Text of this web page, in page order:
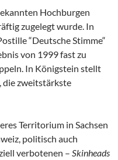
Hochburgen
zugelegt wurde. In
“Deutsche Stimme“
von 1999 fast zu
In Königstein stellt
die zweitstärkste
Territorium in Sachsen
politisch auch
verbotenen – Skinheads